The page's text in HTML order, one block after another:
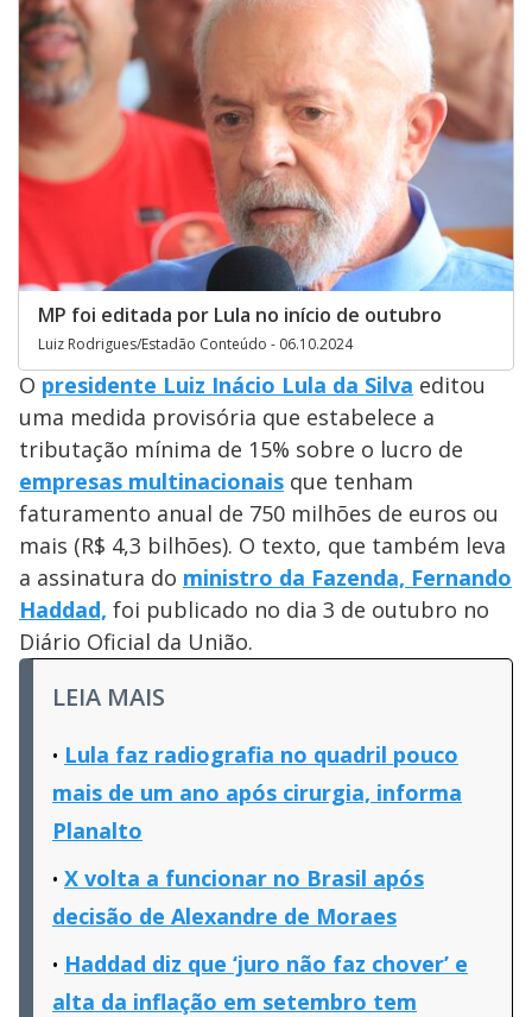
MP foi editada por Lula no início de outubro
Luiz Rodrigues/Estadão Conteúdo - 06.10.2024
O presidente Luiz Inácio Lula da Silva editou
uma medida provisória que estabelece a
tributação mínima de 15% sobre o lucro de
empresas multinacionais que tenham
faturamento anual de 750 milhões de euros ou
mais (R$ 4,3 bilhões). O texto, que também leva
a assinatura do ministro da Fazenda, Fernando
Haddad, foi publicado no dia 3 de outubro no
Diário Oficial da União.
LEIA MAIS
Lula faz radiografia no quadril pouco
mais de um ano após cirurgia, informa
Planalto
X volta a funcionar no Brasil após
decisão de Alexandre de Moraes
Haddad diz que ‘juro não faz chover’ e
alta da inflação em setembro tem